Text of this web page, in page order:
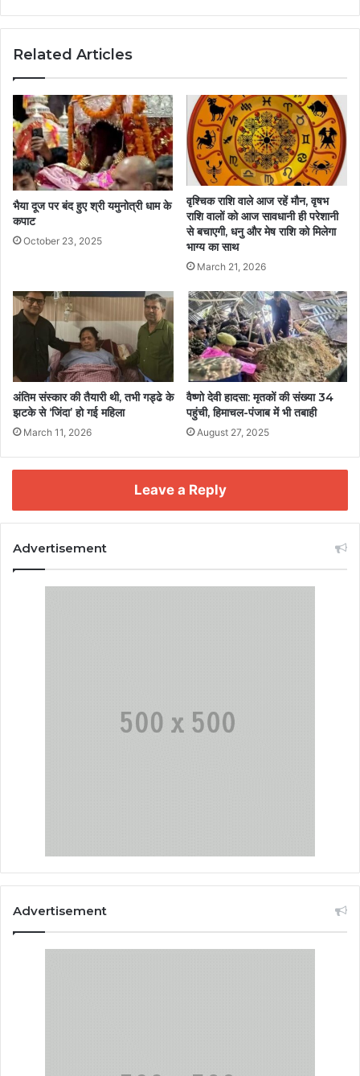
Related Articles
भैया दूज पर बंद हुए श्री यमुनोत्री धाम के
कपाट
October 23, 2025
वृश्चिक राशि वाले आज रहें मौन, वृषभ
राशि वालों को आज सावधानी ही परेशानी
से बचाएगी, धनु और मेष राशि को मिलेगा
भाग्य का साथ
March 21, 2026
अंतिम संस्कार की तैयारी थी, तभी गड्ढे के
झटके से ‘जिंदा’ हो गई महिला
March 11, 2026
वैष्णो देवी हादसा: मृतकों की संख्या 34
पहुंची, हिमाचल-पंजाब में भी तबाही
August 27, 2025
Leave a Reply
Advertisement
Advertisement